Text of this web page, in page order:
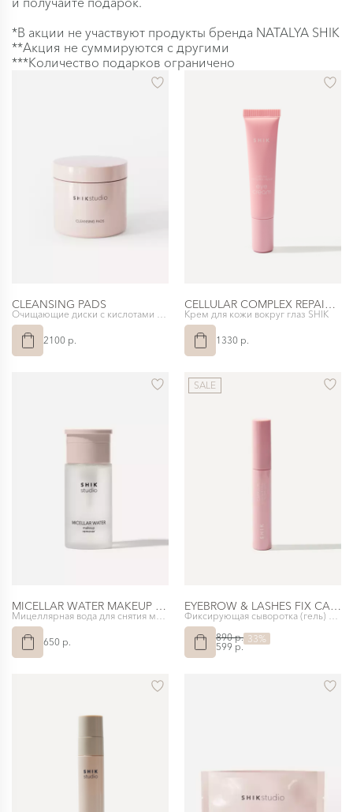
*В акции не участвуют продукты бренда NATALYA SHIK
**Акция не суммируются с другими
***Количество подарков ограничено
CLEANSING PADS
Очищающие диски с кислотами SHIKstudio
2100 p.
CELLULAR COMPLEX REPAIR EYE CREAM
Крем для кожи вокруг глаз SHIK
1330 p.
MICELLAR WATER MAKEUP REMOVER
Мицеллярная вода для снятия макияжа с помпой SHIKstudio
650 p.
SALE
EYEBROW & LASHES FIX CARE GEL
Фиксирующая сыворотка (гель) для бровей и ресниц
33%
890 p.
599 p.